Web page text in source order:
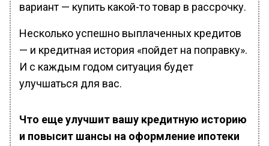
вариант — купить какой-то товар в рассрочку.
Несколько успешно выплаченных кредитов
— и кредитная история «пойдет на поправку».
И с каждым годом ситуация будет
улучшаться для вас.
Что еще улучшит вашу кредитную историю
и повысит шансы на оформление ипотеки